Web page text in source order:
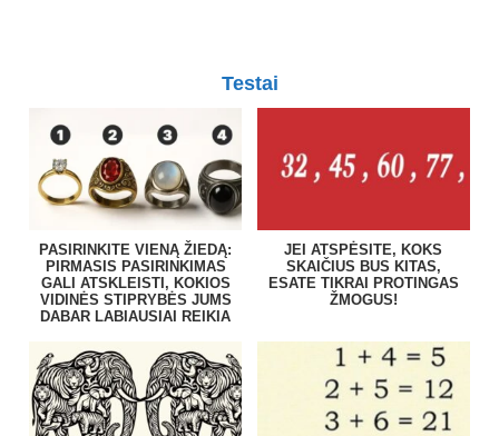
Testai
PASIRINKITE VIENĄ ŽIEDĄ:
PIRMASIS PASIRINKIMAS
GALI ATSKLEISTI, KOKIOS
VIDINĖS STIPRYBĖS JUMS
DABAR LABIAUSIAI REIKIA
JEI ATSPĖSITE, KOKS
SKAIČIUS BUS KITAS,
ESATE TIKRAI PROTINGAS
ŽMOGUS!